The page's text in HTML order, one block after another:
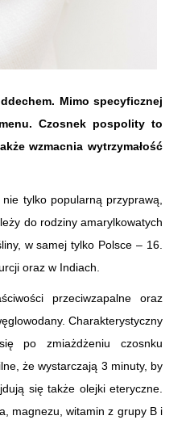
Mimo specyficznej
Czosnek pospolity to
wzmacnia wytrzymałość
tylko popularną przyprawą,
do rodziny amarylkowatych
w samej tylko Polsce – 16.
oraz w Indiach.
przeciwzapalne oraz
Charakterystyczny
po zmiażdżeniu czosnku
że wystarczają 3 minuty, by
się także olejki eteryczne.
magnezu, witamin z grupy B i